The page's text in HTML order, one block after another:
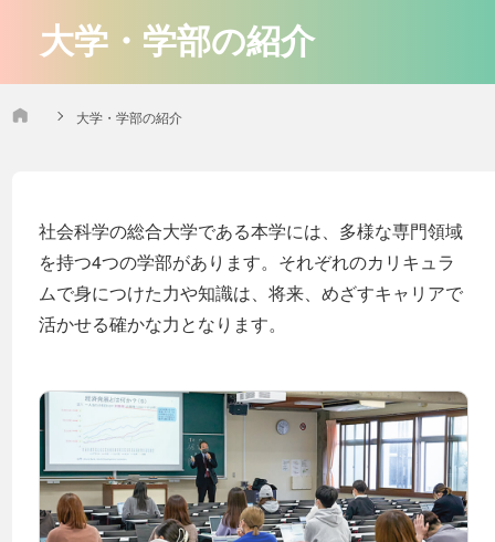
大学・学部の紹介
大学・学部の紹介
社会科学の総合大学である本学には、多様な専門領域
を持つ4つの学部があります。それぞれのカリキュラ
ムで身につけた力や知識は、将来、めざすキャリアで
活かせる確かな力となります。